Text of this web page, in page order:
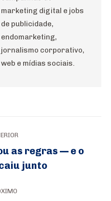
marketing digital e jobs
de publicidade,
endomarketing,
jornalismo corporativo,
web e mídias sociais.
anterior:
as regras — e o
junto